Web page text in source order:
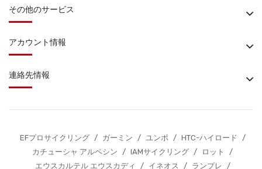
その他のサービス
アカウント情報
連絡先情報
EFプロサイクリング / ガーミン / ユンボ / HTC-ハイロード
/
カチューシャ アルペシン
/ IAMサイクリング / ロット
/
エウスカルテル エウスカディ
/ イネオス / ランプレ
/